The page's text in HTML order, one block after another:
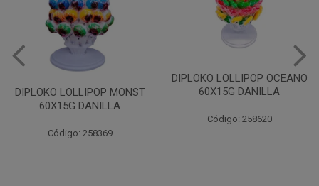
DIPLOKO LOLLIPOP MONST
60X15G DANILLA
Código: 258369
DIPLOKO LOLLIPOP OCEANO
60X15G DANILLA
Código: 258620